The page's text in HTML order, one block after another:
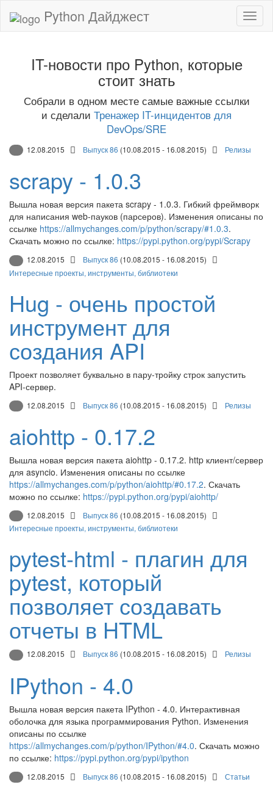
Python Дайджест
IT-новости про Python, которые
стоит знать
Собрали в одном месте самые важные ссылки
и сделали Тренажер IT-инцидентов для
DevOps/SRE
12.08.2015 Выпуск 86 (10.08.2015 - 16.08.2015) Релизы
scrapy - 1.0.3
Вышла новая версия пакета scrapy - 1.0.3. Гибкий фреймворк
для написания web-пауков (парсеров). Изменения описаны по
ссылке https://allmychanges.com/p/python/scrapy/#1.0.3.
Скачать можно по ссылке: https://pypi.python.org/pypi/Scrapy
12.08.2015 Выпуск 86 (10.08.2015 - 16.08.2015)
Интересные проекты, инструменты, библиотеки
Hug - очень простой
инструмент для
создания API
Проект позволяет буквально в пару-тройку строк запустить
API-сервер.
12.08.2015 Выпуск 86 (10.08.2015 - 16.08.2015) Релизы
aiohttp - 0.17.2
Вышла новая версия пакета aiohttp - 0.17.2. http клиент/сервер
для asyncio. Изменения описаны по ссылке
https://allmychanges.com/p/python/aiohttp/#0.17.2. Скачать
можно по ссылке: https://pypi.python.org/pypi/aiohttp/
12.08.2015 Выпуск 86 (10.08.2015 - 16.08.2015)
Интересные проекты, инструменты, библиотеки
pytest-html - плагин для
pytest, который
позволяет создавать
отчеты в HTML
12.08.2015 Выпуск 86 (10.08.2015 - 16.08.2015) Релизы
IPython - 4.0
Вышла новая версия пакета IPython - 4.0. Интерактивная
оболочка для языка программирования Python. Изменения
описаны по ссылке
https://allmychanges.com/p/python/IPython/#4.0. Скачать можно
по ссылке: https://pypi.python.org/pypi/ipython
12.08.2015 Выпуск 86 (10.08.2015 - 16.08.2015) Статьи